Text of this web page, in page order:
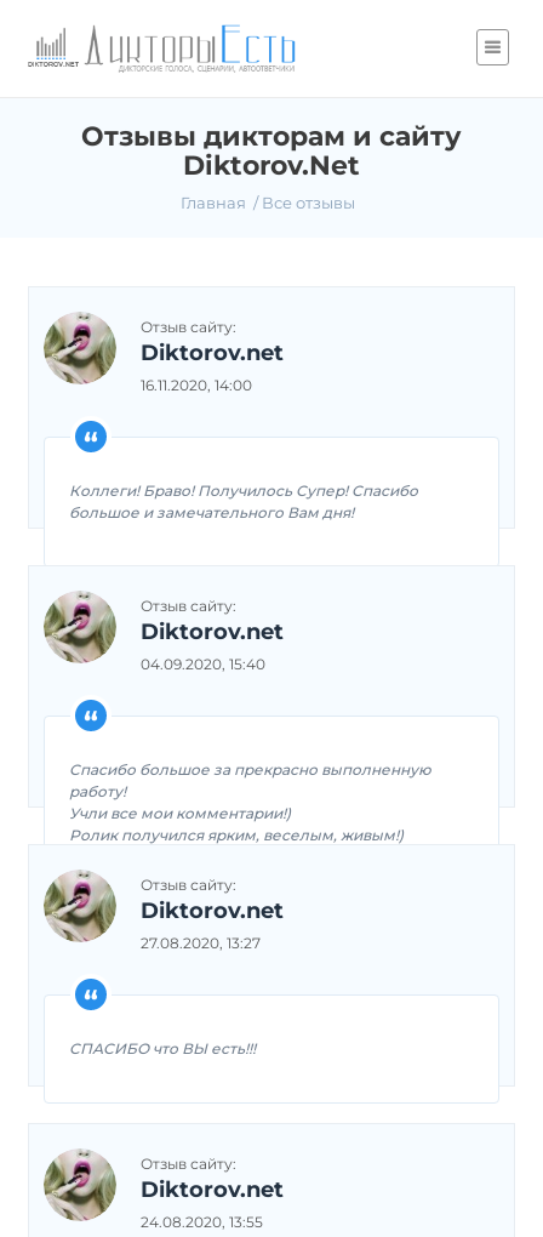
Отзывы дикторам и сайту
Diktorov.Net
Главная Все отзывы
Отзыв сайту:
Diktorov.net
16.11.2020, 14:00
Коллеги! Браво! Получилось Супер! Спасибо
большое и замечательного Вам дня!
Отзыв сайту:
Diktorov.net
04.09.2020, 15:40
Спасибо большое за прекрасно выполненную
работу!
Учли все мои комментарии!)
Ролик получился ярким, веселым, живым!)
Отзыв сайту:
Diktorov.net
27.08.2020, 13:27
СПАСИБО что ВЫ есть!!!
Отзыв сайту:
Diktorov.net
24.08.2020, 13:55